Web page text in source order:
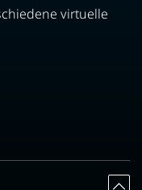
virtuelle